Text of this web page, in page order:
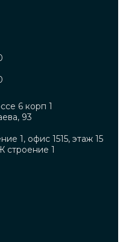
6 корп 1
93
1, офис 1515, этаж 15
строение 1